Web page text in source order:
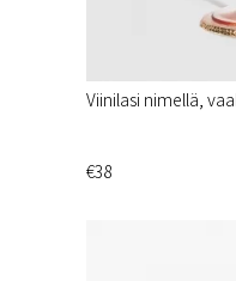
Viinilasi nimellä,
€38